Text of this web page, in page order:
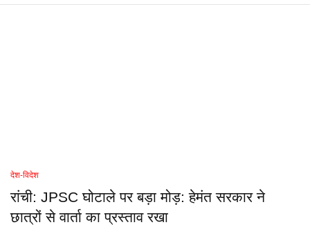
देश-विदेश
रांची: JPSC घोटाले पर बड़ा मोड़: हेमंत सरकार ने
छात्रों से वार्ता का प्रस्ताव रखा